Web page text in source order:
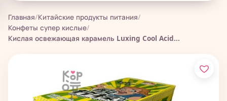
Главная/Китайские продукты питания/
Конфеты супер кислые/
Кислая освежающая карамель Luxing Cool Acid...